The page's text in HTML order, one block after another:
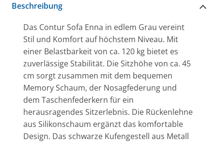
Beschreibung
Das Contur Sofa Enna in edlem Grau vereint
Stil und Komfort auf höchstem Niveau. Mit
einer Belastbarkeit von ca. 120 kg bietet es
zuverlässige Stabilität. Die Sitzhöhe von ca. 45
cm sorgt zusammen mit dem bequemen
Memory Schaum, der Nosagfederung und
dem Taschenfederkern für ein
herausragendes Sitzerlebnis. Die Rückenlehne
aus Silikonschaum ergänzt das komfortable
Design. Das schwarze Kufengestell aus Metall